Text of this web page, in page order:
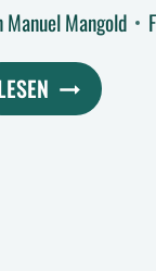
Manuel Mangold
BEI